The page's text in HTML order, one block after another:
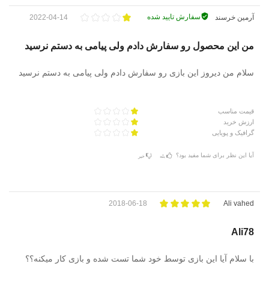
آرمین خرسند سفارش تایید شده 2022-04-14
من این محصول رو سفارش دادم ولی پیامی به دستم نرسید
سلام من دیروز این بازی رو سفارش دادم ولی پیامی به دستم نرسید
قیمت مناسب
ارزش خرید
گرافیک و پویایی
آیا این نظر برای شما مفید بود؟ بله خیر
Ali vahed
2018-06-18
Ali78
با سلام آیا این بازی توسط خود شما تست شده و بازی کار میکنه؟؟